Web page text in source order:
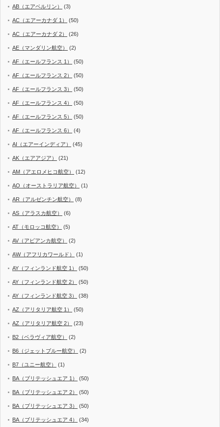
AB（エアベルリン） (3)
AC（エアーカナダ 1） (50)
AC（エアーカナダ 2） (26)
AE（マンダリン航空） (2)
AF（エールフランス 1） (50)
AF（エールフランス 2） (50)
AF（エールフランス 3） (50)
AF（エールフランス 4） (50)
AF（エールフランス 5） (50)
AF（エールフランス 6） (4)
AI（エアーインディア） (45)
AK（エアアジア） (21)
AM（アエロメヒコ航空） (12)
AO（オーストラリア航空） (1)
AR（アルゼンチン航空） (8)
AS（アラスカ航空） (6)
AT（モロッコ航空） (5)
AV（アビアンカ航空） (2)
AW（アフリカワールド） (1)
AY（フィンランド航空 1） (50)
AY（フィンランド航空 2） (50)
AY（フィンランド航空 3） (38)
AZ（アリタリア航空 1） (50)
AZ（アリタリア航空 2） (23)
B2（ベラヴィア航空） (2)
B6（ジェットブルー航空） (2)
B7（ユニー航空） (1)
BA（ブリテッシュエア 1） (50)
BA（ブリテッシュエア 2） (50)
BA（ブリテッシュエア 3） (50)
BA（ブリテッシュエア 4） (34)